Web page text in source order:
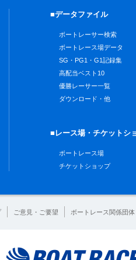
■データファイル
ボートレーサー検索
ボートレース場データ
SG・PG1・G1記録集
高配当ベスト10
優勝レーサー一覧
ダウンロード・他
■レース場・チケットシ
ボートレース場
チケットショップ
ご意見・ご要望 ボートレース関係団体